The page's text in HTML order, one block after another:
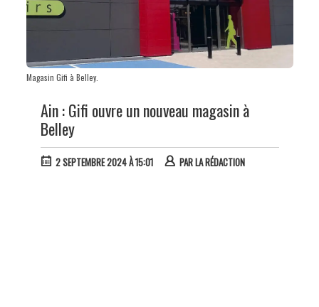
Magasin Gifi à Belley.
Ain : Gifi ouvre un nouveau magasin à
Belley
2 SEPTEMBRE 2024 À 15:01 PARLA RÉDACTION